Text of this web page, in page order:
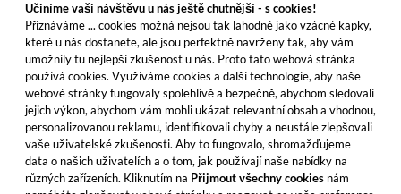
Učiníme vaši návštěvu u nás ještě chutnější - s cookies!
Přiznáváme ... cookies možná nejsou tak lahodné jako vzácné kapky,
které u nás dostanete, ale jsou perfektně navrženy tak, aby vám
umožnily tu nejlepší zkušenost u nás. Proto tato webová stránka
používá cookies. Využíváme cookies a další technologie, aby naše
webové stránky fungovaly spolehlivě a bezpečně, abychom sledovali
jejich výkon, abychom vám mohli ukázat relevantní obsah a vhodnou,
personalizovanou reklamu, identifikovali chyby a neustále zlepšovali
vaše uživatelské zkušenosti. Aby to fungovalo, shromažďujeme
data o našich uživatelích a o tom, jak používají naše nabídky na
různých zařízeních. Kliknutím na Přijmout všechny cookies nám